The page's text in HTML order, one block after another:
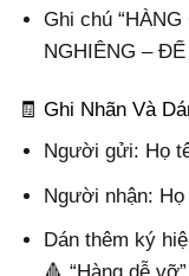
Ghi chú
NGHIÊNG –
🧾 Ghi Nhãn Và
Người gửi: Họ
Người nhận:
Dán thêm ký